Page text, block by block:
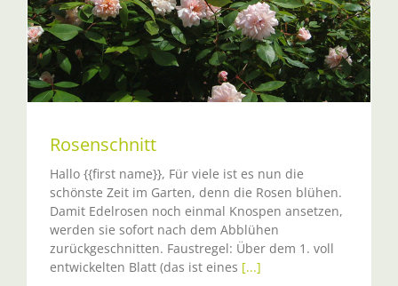
Rosenschnitt
Hallo {{first name}}, Für viele ist es nun die
schönste Zeit im Garten, denn die Rosen blühen.
Damit Edelrosen noch einmal Knospen ansetzen,
werden sie sofort nach dem Abblühen
zurückgeschnitten. Faustregel: Über dem 1. voll
entwickelten Blatt (das ist eines [...]